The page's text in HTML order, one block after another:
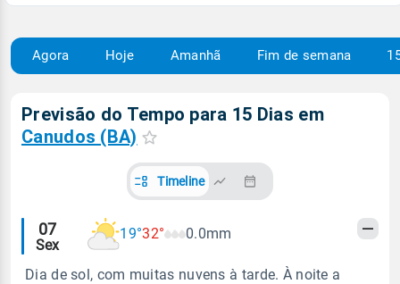
Agora Hoje Amanhã Fim de semana
Previsão do Tempo para 15 Dias em
Canudos (BA)
Timeline
Alertas
meteorológicos
07
Sex
19°32° 0.0mm
Dia de sol, com muitas nuvens à tarde. À noite a